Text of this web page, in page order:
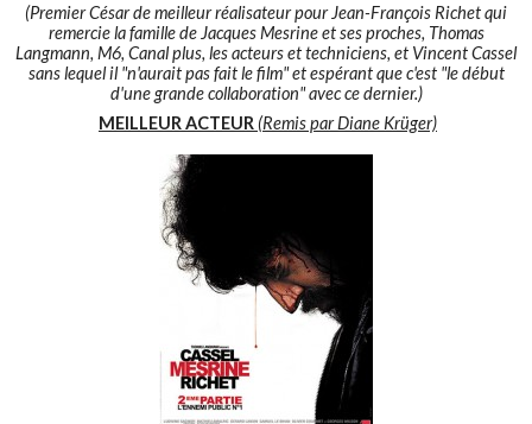
(Premier César de meilleur réalisateur pour Jean-François Richet qui
remercie la famille de Jacques Mesrine et ses proches, Thomas
Langmann, M6, Canal plus, les acteurs et techniciens, et Vincent Cassel
sans lequel il "n'aurait pas fait le film" et espérant que c'est "le début
d'une grande collaboration" avec ce dernier.)
MEILLEUR ACTEUR (Remis par Diane Krüger)